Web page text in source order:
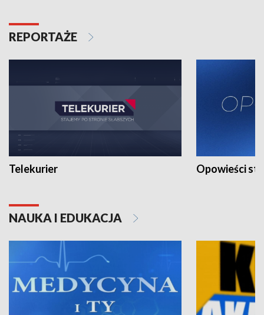
REPORTAŻE
Telekurier Opowieści
NAUKA I EDUKACJA